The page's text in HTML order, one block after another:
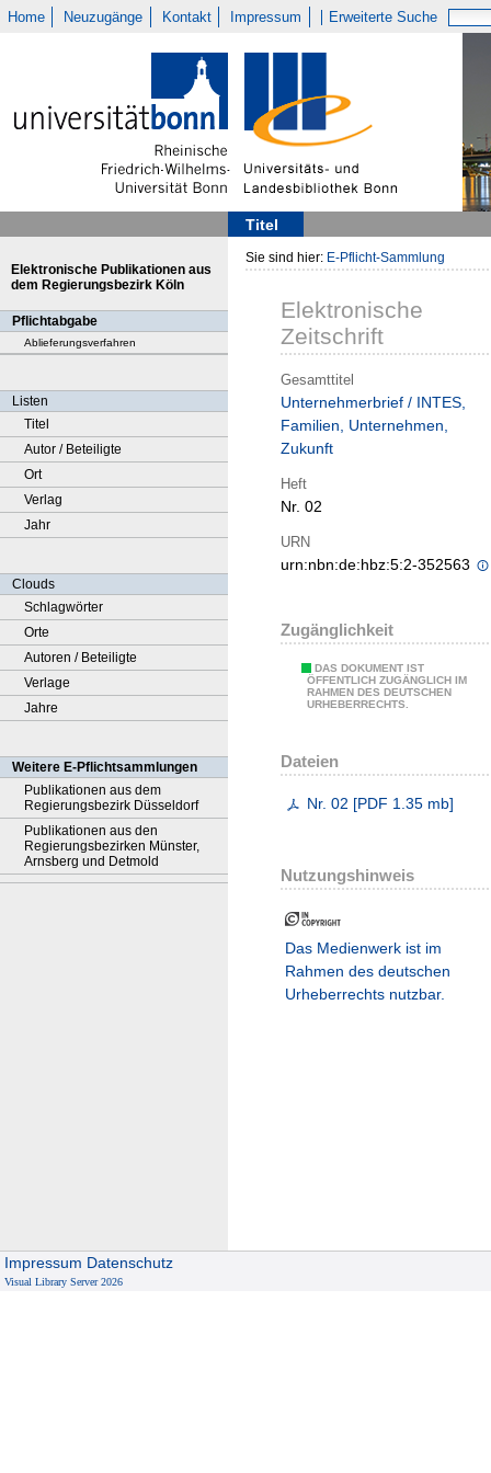
Home Neuzugänge Kontakt Impressum Erweiterte Suche
Titel
Elektronische Publikationen aus
dem Regierungsbezirk Köln
Pflichtabgabe
Ablieferungsverfahren
Listen
Titel
Autor / Beteiligte
Ort
Verlag
Jahr
Clouds
Schlagwörter
Orte
Autoren / Beteiligte
Verlage
Jahre
Weitere E-Pflichtsammlungen
Publikationen aus dem
Regierungsbezirk Düsseldorf
Publikationen aus den
Regierungsbezirken Münster,
Arnsberg und Detmold
Sie sind hier: E-Pflicht-Sammlung
Elektronische
Zeitschrift
Gesamttitel
Unternehmerbrief / INTES,
Familien, Unternehmen,
Zukunft
Heft
Nr. 02
URN
urn:nbn:de:hbz:5:2-352563
Zugänglichkeit
DAS DOKUMENT IST
ÖFFENTLICH ZUGÄNGLICH IM
RAHMEN DES DEUTSCHEN
URHEBERRECHTS.
Dateien
Nr. 02 [PDF 1.35 mb]
Nutzungshinweis
Das Medienwerk ist im
Rahmen des deutschen
Urheberrechts nutzbar.
Impressum Datenschutz
Visual Library Server 2026